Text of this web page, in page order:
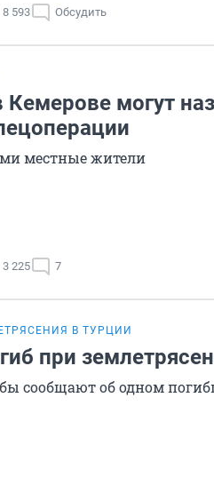
8 593 Обсудить
могут
местные жители
3 225 7
В ТУРЦИИ
при
сообщают об одном